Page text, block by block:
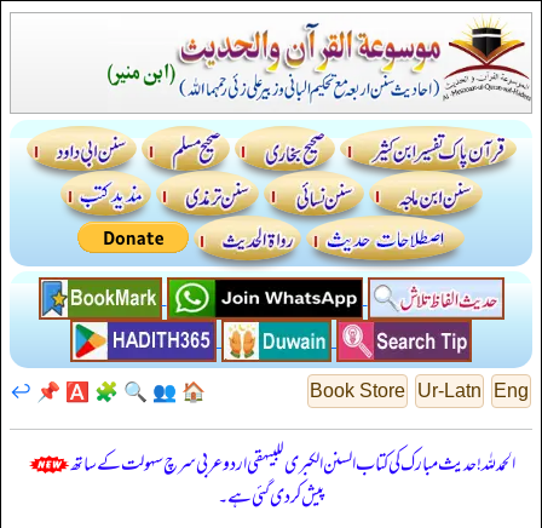
Eng
Ur-Latn
Book Store
🏠
👥
🔍
🧩
🅰️
📌
↩️
الحمدللہ! حدیث مبارک کی کتاب السنن الكبرى للبيهقي اردو عربی سرچ سہولت کے ساتھ
پیش کر دی گئی ہے۔